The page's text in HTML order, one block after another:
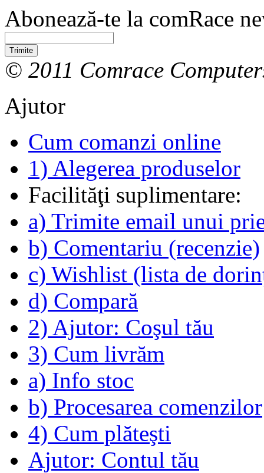
Abonează-te la comRace
Trimite
© 2011 Comrace
Ajutor
Cum comanzi online
1) Alegerea produselor
Facilităţi suplimentare:
a) Trimite email unui
b) Comentariu (recenzie)
c) Wishlist (lista de
d) Compară
2) Ajutor: Coşul tău
3) Cum livrăm
a) Info stoc
b) Procesarea comenzilor
4) Cum plăteşti
Ajutor: Contul tău